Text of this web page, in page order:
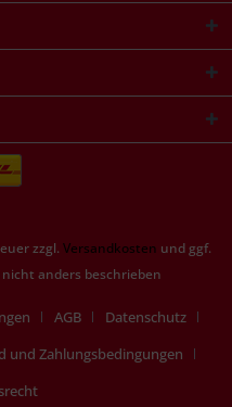
zzgl. Versandkosten und ggf.
anders beschrieben
AGB
Datenschutz
und Zahlungsbedingungen